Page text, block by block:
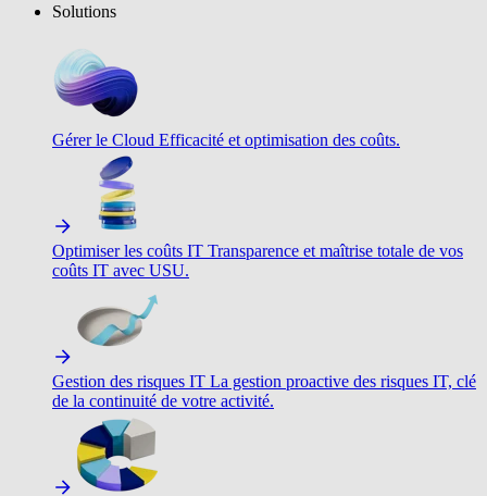
Solutions
Gérer le Cloud Efficacité et optimisation des coûts.
Optimiser les coûts IT Transparence et maîtrise totale de vos
coûts IT avec USU.
Gestion des risques IT La gestion proactive des risques IT, clé
de la continuité de votre activité.